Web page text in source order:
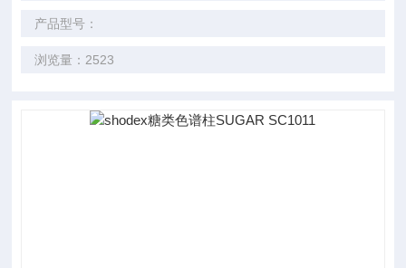
产品型号：
浏览量：2523